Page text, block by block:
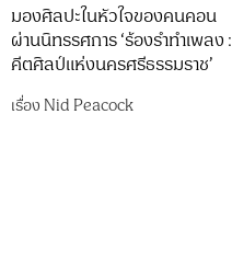
มองศิลปะในหัวใจของคนคอน
ผ่านนิทรรศการ ‘ร้องรำทำเพลง :
คีตศิลป์แห่งนครศรีธรรมราช’
เรื่อง Nid Peacock